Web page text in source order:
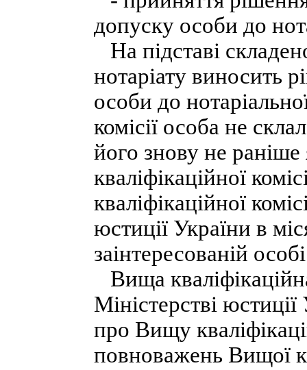
допуску особи до
На підставі
нотаріату виносить
особи до
комісії особа не
його знову не
кваліфікаційної
кваліфікаційної
юстиції України в
заінтересованій
Вища
Міністерстві
про Вищу
повноважень Вищої